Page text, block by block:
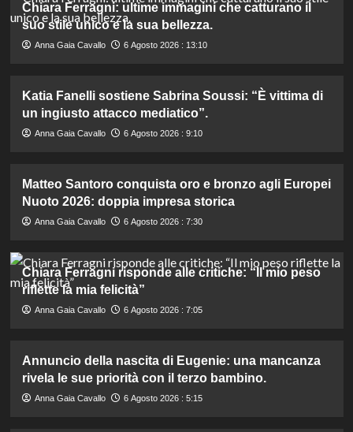
Chiara Ferragni: ultime immagini che catturano il
suo stile unico e la sua bellezza.
Anna Gaia Cavallo 6 Agosto 2026 : 13:10
Katia Fanelli sostiene Sabrina Soussi: “È vittima di
un ingiusto attacco mediatico”.
Anna Gaia Cavallo 6 Agosto 2026 : 9:10
Matteo Santoro conquista oro e bronzo agli Europei
Nuoto 2026: doppia impresa storica
Anna Gaia Cavallo 6 Agosto 2026 : 7:30
Chiara Ferragni risponde alle critiche: “Il mio peso
riflette la mia felicità”
Anna Gaia Cavallo 6 Agosto 2026 : 7:05
Annuncio della nascita di Eugenie: una mancanza
rivela le sue priorità con il terzo bambino.
Anna Gaia Cavallo 6 Agosto 2026 : 5:15